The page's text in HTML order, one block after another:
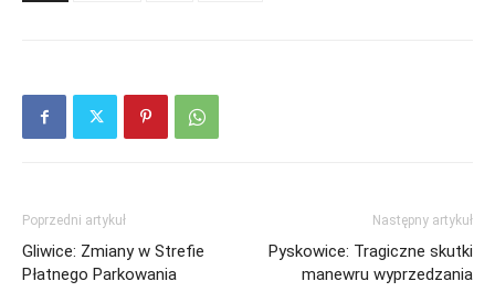
Poprzedni artykuł
Gliwice: Zmiany w Strefie
Płatnego Parkowania
Następny artykuł
Pyskowice: Tragiczne skutki
manewru wyprzedzania